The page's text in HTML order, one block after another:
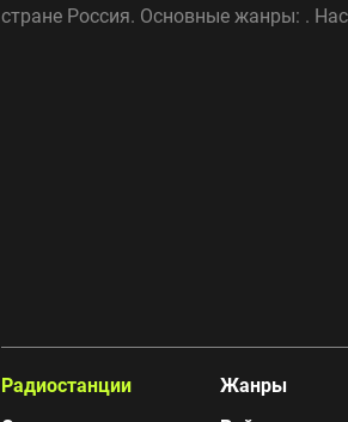
стране Россия. Основные жанры: .
Радиостанции
Жанры